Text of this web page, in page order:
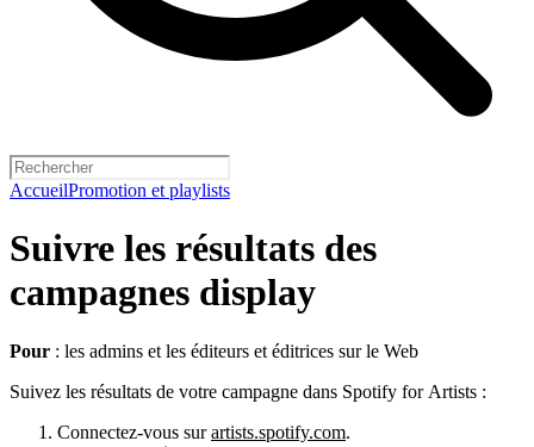
AccueilPromotion et playlists
Suivre les résultats des
campagnes display
Pour : les admins et les éditeurs et éditrices sur le Web
Suivez les résultats de votre campagne dans Spotify for Artists :
Connectez-vous surartists.spotify.com.